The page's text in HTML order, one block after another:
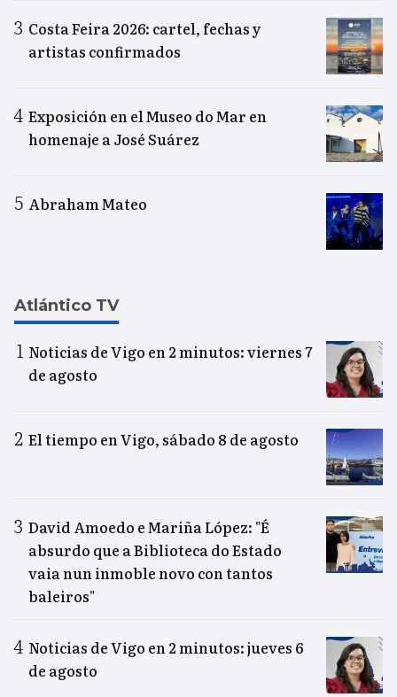
Costa Feira 2026: cartel, fechas y
artistas confirmados
Exposición en el Museo do Mar en
homenaje a José Suárez
Abraham Mateo
Atlántico TV
Noticias de Vigo en 2 minutos: viernes 7
de agosto
El tiempo en Vigo, sábado 8 de agosto
David Amoedo e Mariña López: "É
absurdo que a Biblioteca do Estado
vaia nun inmoble novo con tantos
baleiros"
Noticias de Vigo en 2 minutos: jueves 6
de agosto